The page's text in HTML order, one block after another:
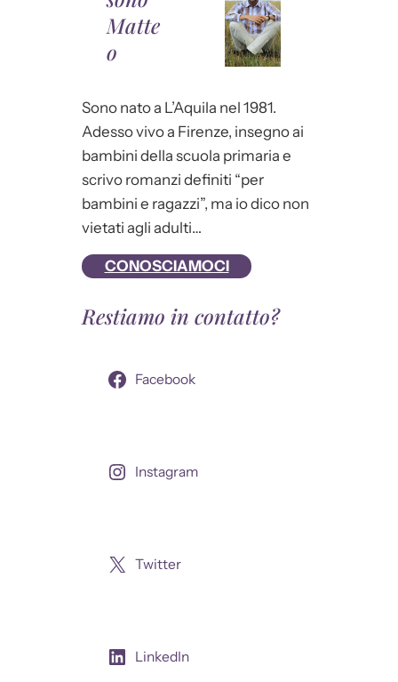
A
p
h
o
r
m
Matte
o
Sono nato a L’Aquila nel 1981.
Adesso vivo a Firenze, insegno ai
bambini della scuola primaria e
scrivo romanzi definiti “per
bambini e ragazzi”, ma io dico non
vietati agli adulti…
CONOSCIAMOCI
Restiamo in contatto?
Facebook
Instagram
Twitter
LinkedIn